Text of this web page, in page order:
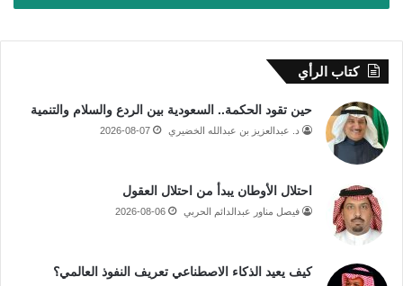
كتاب الرأي
حين تقود الحكمة.. السعودية بين الردع والسلام والتنمية
د. عبدالعزيز بن عبدالله الخضيري 2026-08-07
احتلال الأوطان يبدأ من احتلال العقول
فيصل مناور عبدالدائم الحربي 2026-08-06
كيف يعيد الذكاء الاصطناعي تعريف النفوذ العالمي؟